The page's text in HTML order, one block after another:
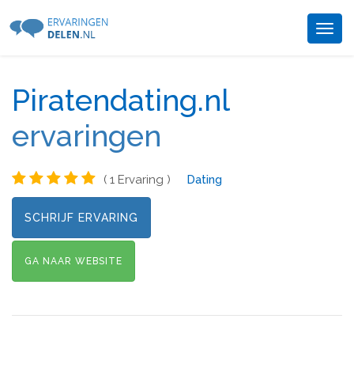
Piratendating.nl
ervaringen
( 1 Ervaring ) Dating
SCHRIJF ERVARING
GA NAAR WEBSITE